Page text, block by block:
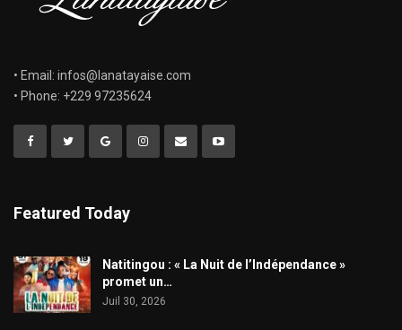
• Email: infos@lanatayaise.com
• Phone: +229 97235624
Featured Today
​Natitingou : « La Nuit de l’Indépendance »
promet un…
Juil 30, 2026